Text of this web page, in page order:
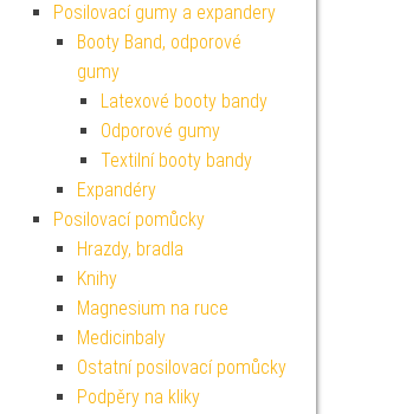
Posilovací gumy a expandery
Booty Band, odporové
gumy
Latexové booty bandy
Odporové gumy
Textilní booty bandy
Expandéry
Posilovací pomůcky
Hrazdy, bradla
Knihy
Magnesium na ruce
Medicinbaly
Ostatní posilovací pomůcky
Podpěry na kliky